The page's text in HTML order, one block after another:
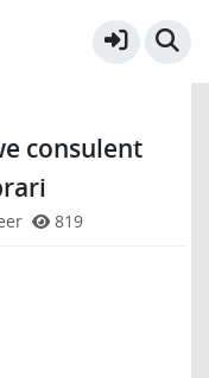
consulent
819